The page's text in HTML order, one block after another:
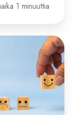
1 minuuttia